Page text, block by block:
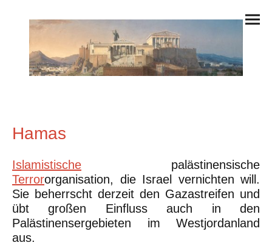
Hamas
Islamistische palästinensische
Terrororganisation, die Israel vernichten will.
Sie beherrscht derzeit den Gazastreifen und
übt großen Einfluss auch in den
Palästinensergebieten im Westjordanland
aus.